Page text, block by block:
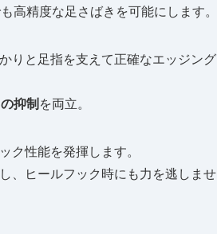
高精度な足さばきを可能にします。
りと足指を支えて正確なエッジング
抑制を両立。
ク性能を発揮します。
、ヒールフック時にも力を逃しませ